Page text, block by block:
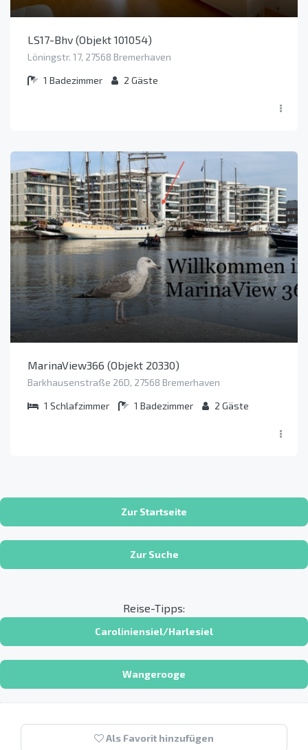
LS17-Bhv (Objekt 101054)
Löningstr. 17, 27568 Bremerhaven
1 Badezimmer 2 Gäste
MarinaView366 (Objekt 20330)
Barkhausenstraße 26D, 27568 Bremerhaven
1 Schlafzimmer 1 Badezimmer 2 Gäste
Zur Startseite
Zur Suche
Reise-Tipps:
Caroliniensiel/Harlesiel
Wangerooge
Als Favorit hinzufügen